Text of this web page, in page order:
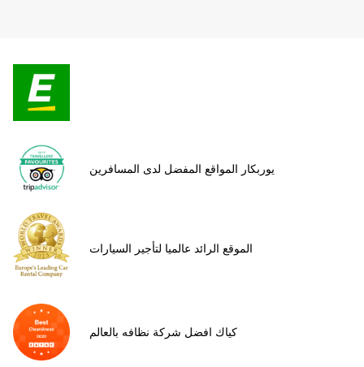
يوربكار المواقع المفضل لدى المسافرين
الموقع الرائد عالميا لتأجير السيارات
كياك افضل شركة نظافه بالعالم